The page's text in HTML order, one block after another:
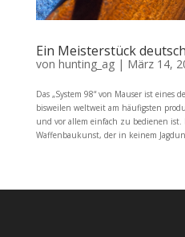
Ein Meisterstück
von hunting_ag| März 14,
Das „System 98“ von Mauser ist eines
bisweilen weltweit am häufigsten
und vor allem einfach zu bedienen ist.
Waffenbaukunst, der in keinem